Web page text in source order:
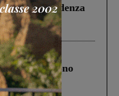
oltre la scadenza
“Un
in cui morirono
schianto, il
fra tir....